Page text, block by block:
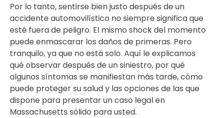
Por lo tanto, sentirse bien justo después de un
accidente automovilístico no siempre significa que
esté fuera de peligro. El mismo shock del momento
puede enmascarar los daños de primeras. Pero
tranquilo, ya que no está solo. Aquí le explicamos
qué observar después de un siniestro, por qué
algunos síntomas se manifiestan más tarde, cómo
puede proteger su salud y las opciones de las que
dispone para presentar un caso legal en
Massachusetts sólido para usted.